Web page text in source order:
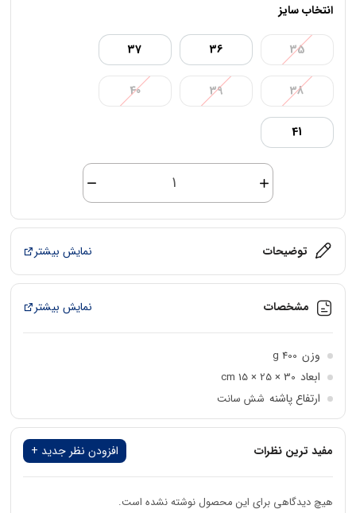
انتخاب سایز
35
36
37
38
39
40
41
صندل
کارینا
آینه
ای
نقره
6
عدد
توضیحات نمایش بیشتر
مشخصات نمایش بیشتر
وزن 400 g
ابعاد 30 × 25 × 15 cm
ارتفاع پاشنه شش سانت
جنس رویه ورنی براق
رنگ نقره ای
جنس کفی گیاهی کاهش تعریق و حساسیت
مفید ترین نظرات افزودن نظر جدید +
هیچ دیدگاهی برای این محصول نوشته نشده است.